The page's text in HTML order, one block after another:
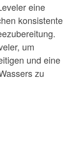
eine
konsistente
um
und eine
zu